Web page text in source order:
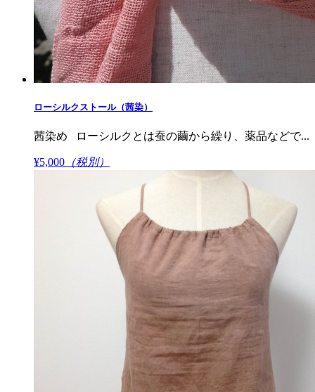
ローシルクストール（茜染）
茜染め ローシルクとは蚕の繭から繰り、薬品などで...
¥5,000 （税別）